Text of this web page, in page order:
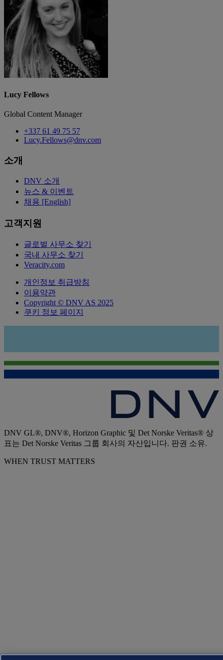
Lucy Fellows
Global Content Manager
+337 61 49 75 57
Lucy.Fellows@dnv.com
소개
DNV 소개
뉴스 & 이벤트
채용 [English]
고객지원
글로벌 사무소 찾기
국내 사무소 찾기
Veracity.com
개인정보 취급방침
이용약관
Copyright © DNV AS 2025
쿠키 정보 페이지
DNV GL®, DNV®, Horizon Graphic 및 Det Norske Veritas® 상
표는 Det Norske Veritas 그룹 회사의 자산입니다. 판권 소유.
WHEN TRUST MATTERS